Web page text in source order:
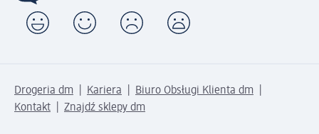
Drogeria dm Kariera
Biuro Obsługi Klienta dm
Kontakt
Znajdź sklepy dm